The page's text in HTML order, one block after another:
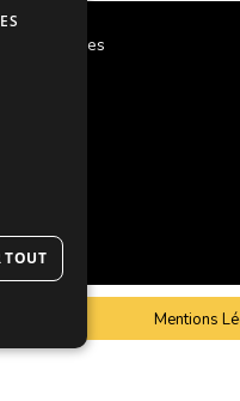
scolaires
Mentions
TOUT